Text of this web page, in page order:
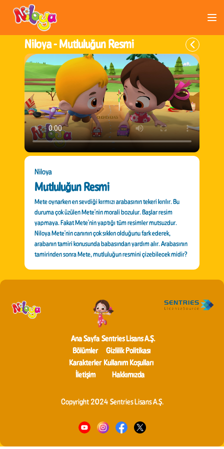
Niloya -Mutluluğun Resmi
Niloya
Mutluluğun Resmi
Mete oynarken en sevdiği kırmızı arabasının tekeri kırılır. Bu
duruma çok üzülen Mete'nin morali bozulur. Başlar resim
yapmaya. Fakat Mete'nin yaptığı tüm resimler mutsuzdur.
Niloya Mete'nin canının çok sıkkın olduğunu fark ederek,
arabanın tamiri konusunda babasından yardım alır. Arabasının
tamirinden sonra Mete, mutluluğun resmini çizebilecek midir?
Ana Sayfa
Bölümler
Karakterler
İletişim
Sentries Lisans A.Ş.
Gizlilik Politikası
Kullanım Koşulları
Hakkımızda
Copyright 2024 Sentries Lisans A.Ş.